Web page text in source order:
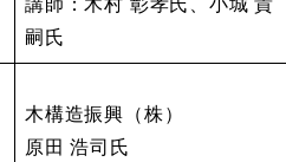
嗣氏
木構造振興（株）
原田 浩司氏